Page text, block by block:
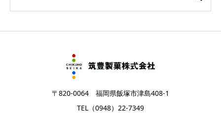
〒820-0064 福岡県飯塚市津島408-1
TEL（0948）22-7349